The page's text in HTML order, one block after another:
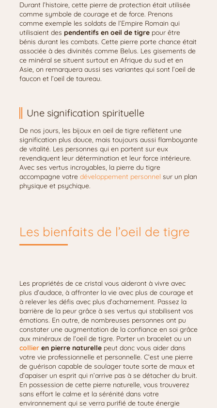
Durant l’histoire, cette pierre de protection était utilisée
comme symbole de courage et de force. Prenons
comme exemple les soldats de l’Empire Romain qui
utilisaient des pendentifs en oeil de tigre pour être
bénis durant les combats. Cette pierre porte chance était
associée à des divinités comme Belus. Les gisements de
ce minéral se situent surtout en Afrique du sud et en
Asie, on remarquera aussi ses variantes qui sont l’oeil de
faucon et l’oeil de taureau.
Une signification spirituelle
De nos jours, les bijoux en oeil de tigre reflètent une
signification plus douce, mais toujours aussi flamboyante
de vitalité. Les personnes qui en portent sur eux
revendiquent leur détermination et leur force intérieure.
Avec ses vertus incroyables, la pierre du tigre
accompagne votre développement personnel sur un plan
physique et psychique.
Les bienfaits de l’oeil de tigre
Les propriétés de ce cristal vous aideront à vivre avec
plus d’audace, à affronter la vie avec plus de courage et
à relever les défis avec plus d’acharnement. Passez la
barrière de la peur grâce à ses vertus qui stabilisent vos
émotions. En outre, de nombreuses personnes ont pu
constater une augmentation de la confiance en soi grâce
aux minéraux de l’oeil de tigre. Porter un bracelet ou un
collier en pierre naturelle peut donc vous aider dans
votre vie professionnelle et personnelle. C’est une pierre
de guérison capable de soulager toute sorte de maux et
d’apaiser un esprit qui n’arrive pas à se détacher du bruit.
En possession de cette pierre naturelle, vous trouverez
sans effort le calme et la sérénité dans votre
environnement qui se verra purifié de toute énergie